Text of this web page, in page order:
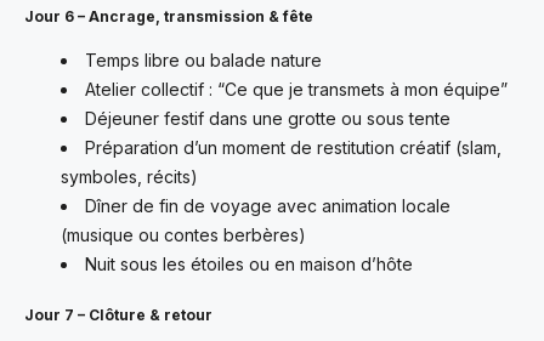
Jour 6 – Ancrage, transmission & fête
Temps libre ou balade nature
Atelier collectif : “Ce que je transmets à mon équipe”
Déjeuner festif dans une grotte ou sous tente
Préparation d’un moment de restitution créatif (slam,
symboles, récits)
Dîner de fin de voyage avec animation locale
(musique ou contes berbères)
Nuit sous les étoiles ou en maison d’hôte
Jour 7 – Clôture & retour